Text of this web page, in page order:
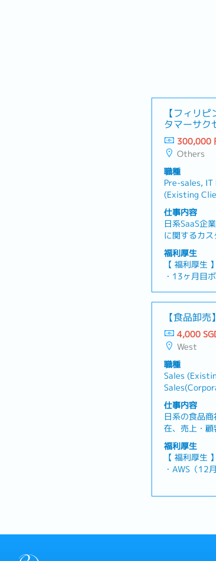
【フィリ
タマーサク
300,000
Others
職種
Pre-sales,
(Existing
Product
Manager,
Trading
仕事内容
日系SaaS企
に関するカ
集しておりま
様や要件を
携して対応
ョンは、フ
容 】・サー
ーティング
確認・開発チ
認・フォロー
福利厚生
【 福利厚生 】
・13ヶ月目
・就労ビザ
・ハイブリッ
・各種手当
・チームイベ
・年間休日約
・朝食、月2
【食品卸
4,000
West
職種
Sales
仕事内容
日系の食品
在、売上・
ための募集と
(90％程度) +
アリング、
存、新規開
能力と希望
ィブが多く
福利厚生
【 福利厚生 】
・AWS（12月
・有給休暇